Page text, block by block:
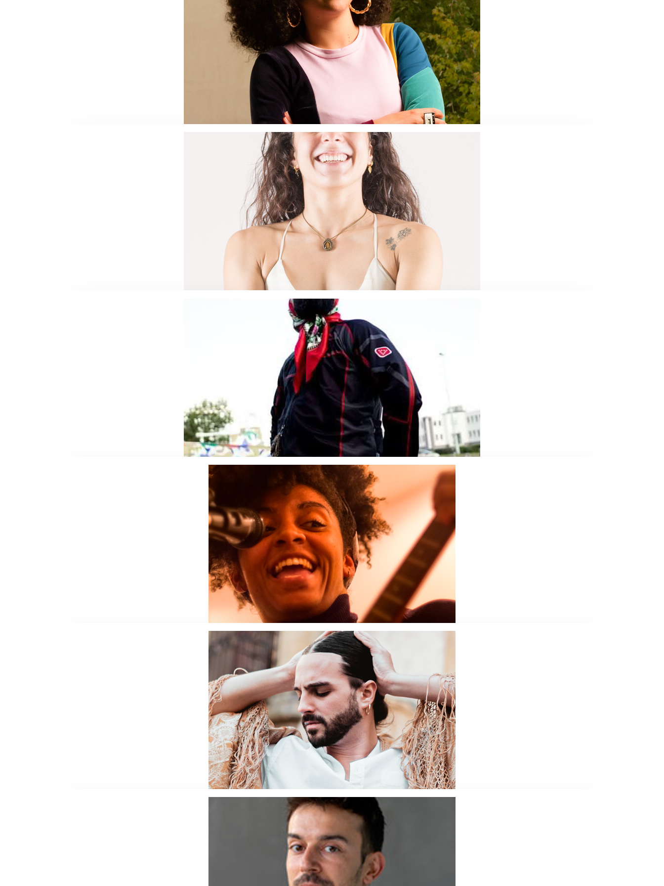
DÉCOUVRIR
ANNE NOUN LE MOTTAIS
Danseuse
Après dix ans dans le Hip Hop, avec de multiples casquettes, Anne se lance dans le conseil artistique auprès de compagnies de danses et
développe sa carrière d’artiste sous le nom de NouN.
FREDERICA BISCARI
Danseuse
Danseuse professionnelle italienne, formée à Viterbo et Lyon, Federica est artiste interprète dans des compagnies de danse et enseigne
RUDY MACHETTO
Danseur
Rudy commence la danse en 2014 dans des ateliers de son lycée. Danseur hip-hop et électro, il crée les Humains Alpha.
JADE PAPPAGALLO
Danseuse
Chanteuse-autrice-compositrice-interprète Lyonnaise qui chante la langues française. Le Groove, la Neo Soul ainsi que la Pop font parties
PAUL MOSCOSO
Danseur
Paul découvre sa passion pour la danse en 2009 à Salamanque, où il a pratiqué le street-jazz, le hip-hop et la house. Il a découvert le